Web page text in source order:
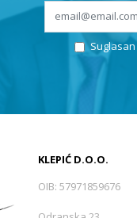
KLEPIĆ D.O.O.
OIB: 57971859676